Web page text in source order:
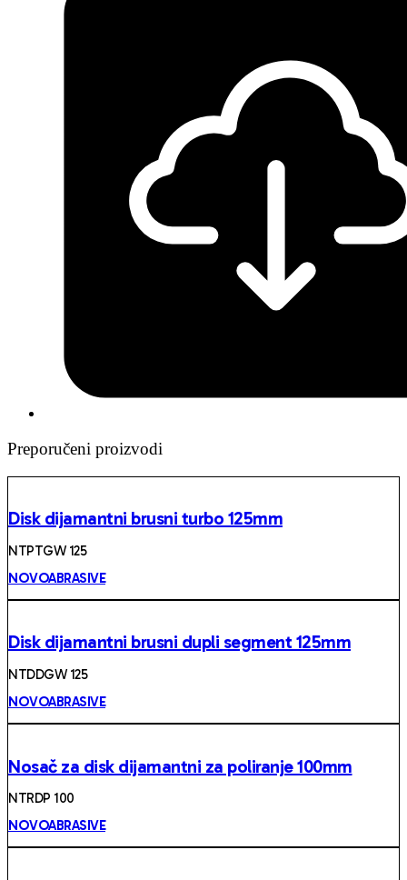
Preporučeni proizvodi
Disk dijamantni brusni turbo 125mm
NTPTGW 125
NOVOABRASIVE
Disk dijamantni brusni dupli segment 125mm
NTDDGW 125
NOVOABRASIVE
Nosač za disk dijamantni za poliranje 100mm
NTRDP 100
NOVOABRASIVE